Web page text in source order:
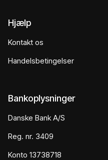
Hjælp
Kontakt os
Handelsbetingelser
Bankoplysninger
Danske Bank A/S
Reg. nr. 3409
Konto 13738718